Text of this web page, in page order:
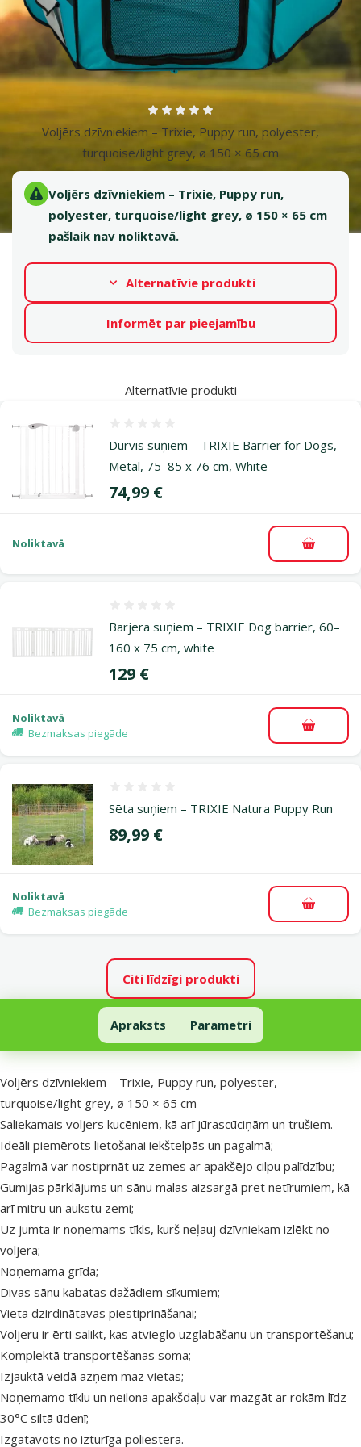
Voljērs dzīvniekiem – Trixie, Puppy run, polyester,
turquoise/light grey, ø 150 × 65 cm
Atsauksmes 0%
Voljērs dzīvniekiem – Trixie, Puppy run,
polyester, turquoise/light grey, ø 150 × 65 cm
pašlaik nav noliktavā.
Alternatīvie produkti
Informēt par pieejamību
Alternatīvie produkti
Durvis suņiem – TRIXIE Barrier for Dogs,
Metal, 75–85 x 76 cm, White
Cena
74,99 €
Noliktavā
Barjera suņiem – TRIXIE Dog barrier, 60–
160 x 75 cm, white
Cena
129 €
Noliktavā
Bezmaksas piegāde
Sēta suņiem – TRIXIE Natura Puppy Run
Cena
89,99 €
Noliktavā
Bezmaksas piegāde
Citi līdzīgi produkti
Voljērs dzīvniekiem – Trixie, Puppy run, polyester, turquoise/light
Apraksts Parametri
Uz lapas sākumu
superzoo.product.detail.content
Voljērs dzīvniekiem – Trixie, Puppy run, polyester,
turquoise/light grey, ø 150 × 65 cm
Saliekamais voljers kucēniem, kā arī jūrascūciņām un trušiem.
Ideāli piemērots lietošanai iekštelpās un pagalmā;
Pagalmā var nostiprnāt uz zemes ar apakšējo cilpu palīdzību;
Gumijas pārklājums un sānu malas aizsargā pret netīrumiem, kā
arī mitru un aukstu zemi;
Uz jumta ir noņemams tīkls, kurš neļauj dzīvniekam izlēkt no
voljera;
Noņemama grīda;
Divas sānu kabatas dažādiem sīkumiem;
Vieta dzirdinātavas piestiprināšanai;
Voljeru ir ērti salikt, kas atvieglo uzglabāšanu un transportēšanu;
Komplektā transportēšanas soma;
Izjauktā veidā azņem maz vietas;
Noņemamo tīklu un neilona apakšdaļu var mazgāt ar rokām līdz
30°C siltā ūdenī;
Izgatavots no izturīga poliestera.